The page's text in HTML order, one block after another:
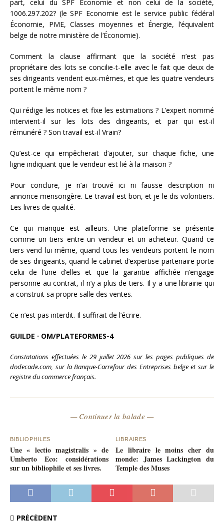
part, celui du SPF Économie et non celui de la société,
1006.297.202? (le SPF Economie est le service public fédéral
Économie, PME, Classes moyennes et Énergie, l’équivalent
belge de notre ministère de l’Économie).
Comment la clause affirmant que la société n’est pas
propriétaire des lots se concilie-t-elle avec le fait que deux de
ses dirigeants vendent eux-mêmes, et que les quatre vendeurs
portent le même nom ?
Qui rédige les notices et fixe les estimations ? L’expert nommé
intervient-il sur les lots des dirigeants, et par qui est-il
rémunéré ? Son travail est-il Vrain?
Qu’est-ce qui empêcherait d’ajouter, sur chaque fiche, une
ligne indiquant que le vendeur est lié à la maison ?
Pour conclure, je n’ai trouvé ici ni fausse description ni
annonce mensongère. Le travail est bon, et je le dis volontiers.
Les livres de qualité.
Ce qui manque est ailleurs. Une plateforme se présente
comme un tiers entre un vendeur et un acheteur. Quand ce
tiers vend lui-même, quand tous les vendeurs portent le nom
de ses dirigeants, quand le cabinet d’expertise partenaire porte
celui de l’une d’elles et que la garantie affichée n’engage
personne au contrat, il n’y a plus de tiers. Il y a une librairie qui
a construit sa propre salle des ventes.
Ce n’est pas interdit. Il suffirait de l’écrire.
GUILDE · OM/PLATEFORMES-4
Constatations effectuées le 29 juillet 2026 sur les pages publiques de
dodecade.com, sur la Banque-Carrefour des Entreprises belge et sur le
registre du commerce français.
— Continuer la balade —
BIBLIOPHILES
Une « lectio magistralis » de
Umberto Eco: considérations
sur un bibliophile et ses livres.
LIBRAIRES
Le libraire le moins cher du
monde: James Lackington du
Temple des Muses
PRÉCÉDENT